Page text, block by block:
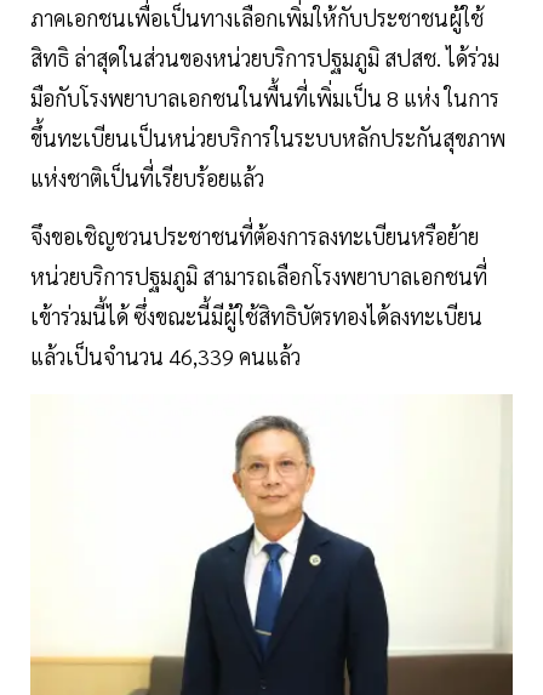
ภาคเอกชนเพื่อเป็นทางเลือกเพิ่มให้กับประชาชนผู้ใช้
สิทธิ ล่าสุดในส่วนของหน่วยบริการปฐมภูมิ สปสช. ได้ร่วม
มือกับโรงพยาบาลเอกชนในพื้นที่เพิ่มเป็น 8 แห่ง ในการ
ขึ้นทะเบียนเป็นหน่วยบริการในระบบหลักประกันสุขภาพ
แห่งชาติเป็นที่เรียบร้อยแล้ว
จึงขอเชิญชวนประชาชนที่ต้องการลงทะเบียนหรือย้าย
หน่วยบริการปฐมภูมิ สามารถเลือกโรงพยาบาลเอกชนที่
เข้าร่วมนี้ได้ ซึ่งขณะนี้มีผู้ใช้สิทธิบัตรทองได้ลงทะเบียน
แล้วเป็นจำนวน 46,339 คนแล้ว